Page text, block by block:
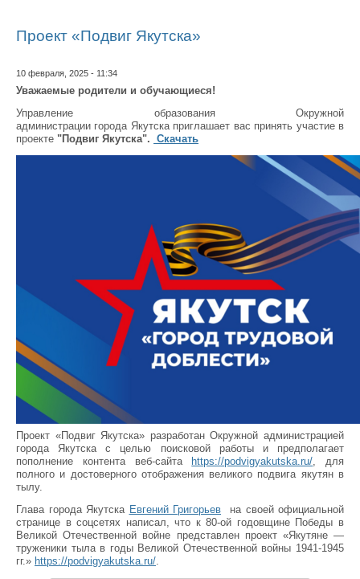
Проект «Подвиг Якутска»
10 февраля, 2025 - 11:34
Уважаемые родители и обучающиеся!
Управление образования Окружной
администрации города Якутска приглашает вас принять участие в
проекте "Подвиг Якутска". Скачать
Проект «Подвиг Якутска» разработан Окружной администрацией
города Якутска с целью поисковой работы и предполагает
пополнение контента веб-сайта
https://podvigyakutska.ru/ , для
полного и достоверного отображения великого подвига якутян в
тылу.
Глава города Якутска Евгений Григорьев на своей официальной
странице в соцсетях написал, что к 80-ой годовщине Победы в
Великой Отечественной войне представлен проект «Якутяне —
труженики тыла в годы Великой Отечественной войны 1941-1945
гг.» https://podvigyakutska.ru/